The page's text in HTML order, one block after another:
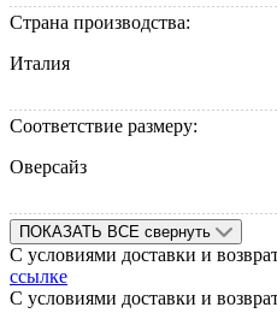
Страна производства:
Италия
Соответствие размеру:
Оверсайз
ПОКАЗАТЬ ВСЕ свернуть
С условиями доставки и
ссылке
С условиями доставки и